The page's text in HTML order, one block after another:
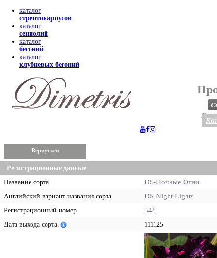
каталог
стрептокарпусов
каталог
сенполий
каталог
бегоний
каталог
клубневых бегоний
Вернуться
Регистрационные данные
Название сорта
DS-Ночные Огни
Английский вариант названия сорта DS-Night Lights
Регистрационный номер 548
Дата выхода сорта. 111125